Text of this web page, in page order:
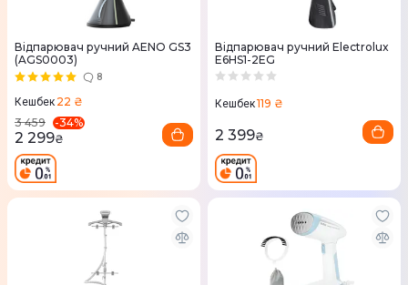
Відпарювач ручний AENO GS3
(AGS0003)
8
Кешбек 22 ₴
3 459
-34%
2 299₴
Відпарювач ручний Electrolux
E6HS1-2EG
Кешбек119 ₴
2 399₴